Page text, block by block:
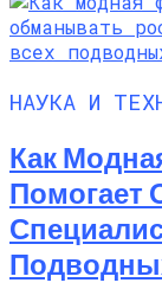
НАУКА И
Как
Помогает